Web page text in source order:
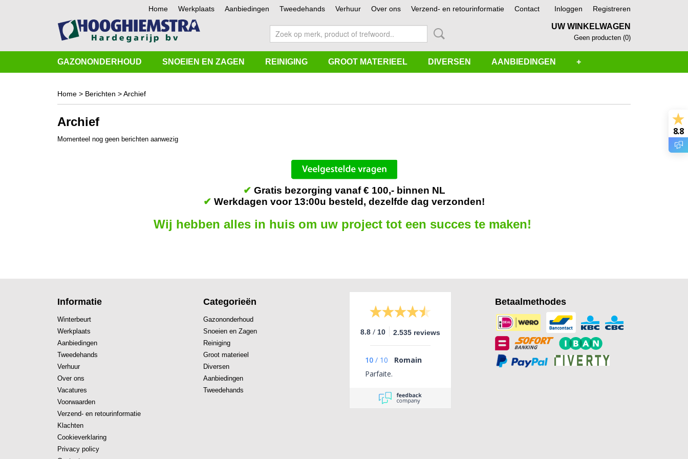
Home Werkplaats Aanbiedingen Tweedehands Verhuur Over ons Verzend- en retourinformatie Contact Inloggen Registreren
UW WINKELWAGEN
Geen producten (0)
GAZONONDERHOUD SNOEIEN EN ZAGEN REINIGING GROOT MATERIEEL DIVERSEN AANBIEDINGEN +
Home > Berichten > Archief
Archief
Momenteel nog geen berichten aanwezig
✔ Gratis bezorging vanaf € 100,- binnen NL
✔ Werkdagen voor 13:00u besteld, dezelfde dag verzonden!
Wij hebben alles in huis om uw project tot een succes te maken!
Informatie
Winterbeurt
Werkplaats
Aanbiedingen
Tweedehands
Verhuur
Over ons
Vacatures
Voorwaarden
Verzend- en retourinformatie
Klachten
Cookieverklaring
Privacy policy
Categorieën
Gazononderhoud
Snoeien en Zagen
Reiniging
Groot materieel
Diversen
Aanbiedingen
Tweedehands
8.8 / 10 2.535 reviews
10 / 10
Romain
Parfaite.
8.8
Betaalmethodes